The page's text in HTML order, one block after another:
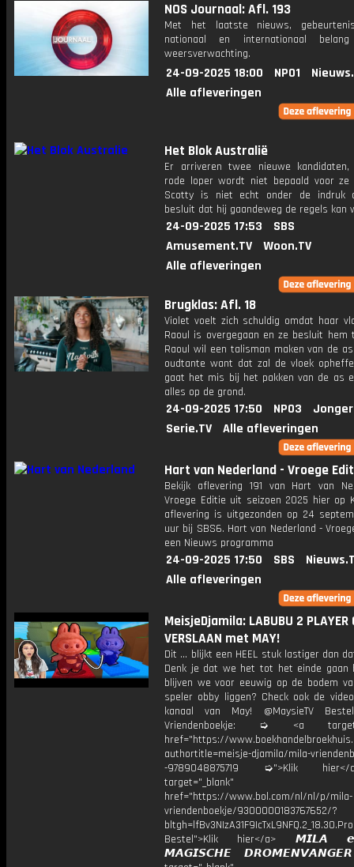
NOS Journaal: Afl. 193
Met het laatste nieuws,
nationaal en internationaal
weersverwachting.
24-09-2025 18:00 NPO1
Alle afleveringen
Het Blok Australië
Er arriveren twee nieuwe
rode loper wordt niet bepaald voor ze
Scotty is niet echt onder de indruk
besluit dat hij gaandeweg de regels kan
24-09-2025 17:53
SBS
Amusement.TV
Woon.TV
Alle afleveringen
Brugklas: Afl. 18
Violet voelt zich schuldig omdat haar
Raoul is overgegaan en ze besluit hem
Raoul wil een talisman maken van de
oudtante want dat zal de vloek
gaat het mis bij het pakken van de as
alles op de grond.
24-09-2025 17:50 NPO3
Serie.TV
Alle afleveringen
Hart van Nederland - Vroege
Bekijk aflevering 191 van Hart van
Vroege Editie uit seizoen 2025 hier op
aflevering is uitgezonden op 24
uur bij SBS6. Hart van Nederland -
een Nieuws programma
24-09-2025 17:50 SBS
Alle afleveringen
MeisjeDjamila: LABUBU 2 PLAYER
VERSLAAN met MAY!
Dit ... blijkt een HEEL stuk lastiger dan
Denk je dat we het tot het einde gaan
blijven we voor eeuwig op de bodem
speler obby liggen? Check ook de
kanaal van May! @MaysieTV
Vriendenboekje: ➭ <a
href="https://
authortitle=meisje-djamila/mila-
-9789048875719 ➭">Klik
target="_blank"
href="https://www.bol.com/nl/nl/p/mila-
vriendenboekje/9300000183767652/?
Bestel">Klik hier</a>
𝙈𝘼𝙂𝙄𝙎𝘾𝙃𝙀